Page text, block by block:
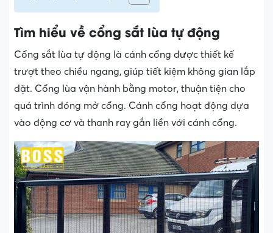
Tìm hiểu về cổng sắt lùa tự động
Cổng sắt lùa tự động là cánh cổng được thiết kế
trượt theo chiều ngang, giúp tiết kiệm không gian lắp
đặt. Cổng lùa vận hành bằng motor, thuận tiện cho
quá trình đóng mở cổng. Cánh cổng hoạt động dựa
vào động cơ và thanh ray gắn liền với cánh cổng.